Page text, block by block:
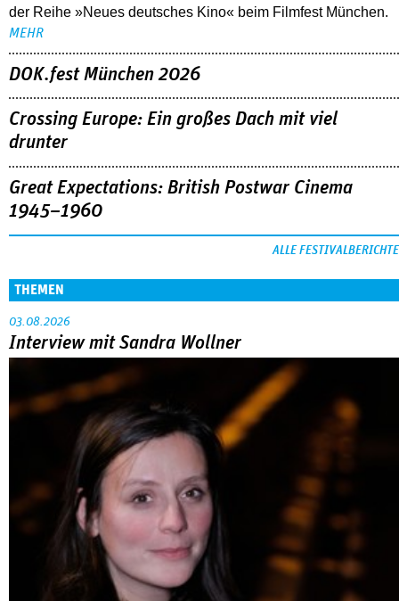
der Reihe »Neues deutsches Kino« beim Filmfest München.
MEHR
DOK.fest München 2026
Crossing Europe: Ein großes Dach mit viel
drunter
Great Expectations: British Postwar Cinema
1945–1960
ALLE FESTIVALBERICHTE
THEMEN
03.08.2026
Interview mit Sandra Wollner